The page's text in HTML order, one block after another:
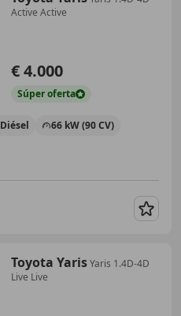
Active Active
€ 4.000
Súperoferta
Diésel 66 kW (90 CV)
Toyota YarisYaris 1.4D-4D
Live Live